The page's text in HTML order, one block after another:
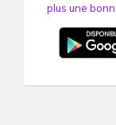
plus une